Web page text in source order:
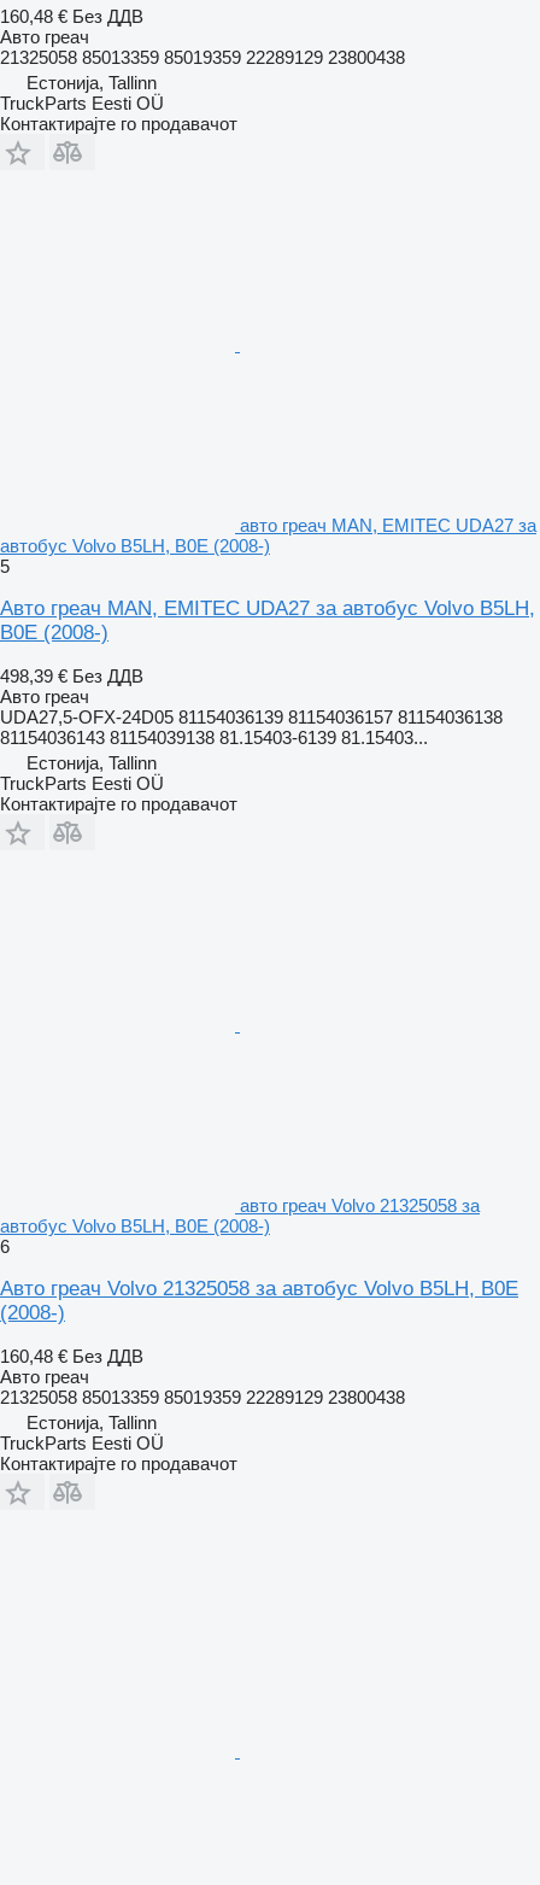
160,48 € Без ДДВ
Авто греач
21325058 85013359 85019359 22289129 23800438
Естонија, Tallinn
TruckParts Eesti OÜ
Контактирајте го продавачот
авто греач MAN, EMITEC UDA27 за
автобус Volvo B5LH, B0E (2008-)
5
Авто греач MAN, EMITEC UDA27 за автобус Volvo B5LH,
B0E (2008-)
498,39 € Без ДДВ
Авто греач
UDA27,5-OFX-24D05 81154036139 81154036157 81154036138
81154036143 81154039138 81.15403-6139 81.15403...
Естонија, Tallinn
TruckParts Eesti OÜ
Контактирајте го продавачот
авто греач Volvo 21325058 за
автобус Volvo B5LH, B0E (2008-)
6
Авто греач Volvo 21325058 за автобус Volvo B5LH, B0E
(2008-)
160,48 € Без ДДВ
Авто греач
21325058 85013359 85019359 22289129 23800438
Естонија, Tallinn
TruckParts Eesti OÜ
Контактирајте го продавачот